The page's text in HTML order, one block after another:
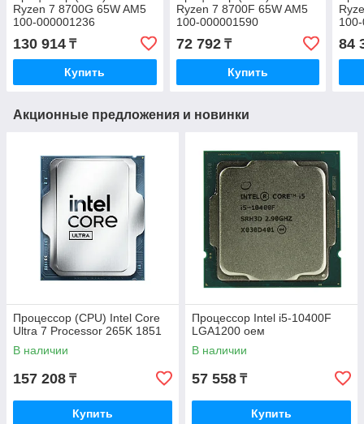
Ryzen 7 8700G 65W AM5
100-000001236
130 914 ₸
Купить
Ryzen 7 8700F 65W AM5
100-000001590
72 792₸
Купить
84
Акционные предложения и новинки
Процессор (CPU) Intel Core
Ultra 7 Processor 265K 1851
В наличии
157 208 ₸
Купить
Процессор Intel i5-10400F
LGA1200 оем
В наличии
57 558 ₸
Купить